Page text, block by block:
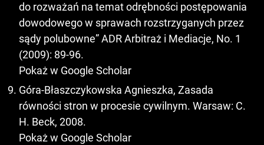
do rozważań na temat odrębności postępowania
dowodowego w sprawach rozstrzyganych przez
sądy polubowne” ADR Arbitraż i Mediacje, No. 1
(2009): 89-96.
Pokaż w Google Scholar
Góra-Błaszczykowska Agnieszka, Zasada
równości stron w procesie cywilnym. Warsaw: C.
H. Beck, 2008.
Pokaż w Google Scholar